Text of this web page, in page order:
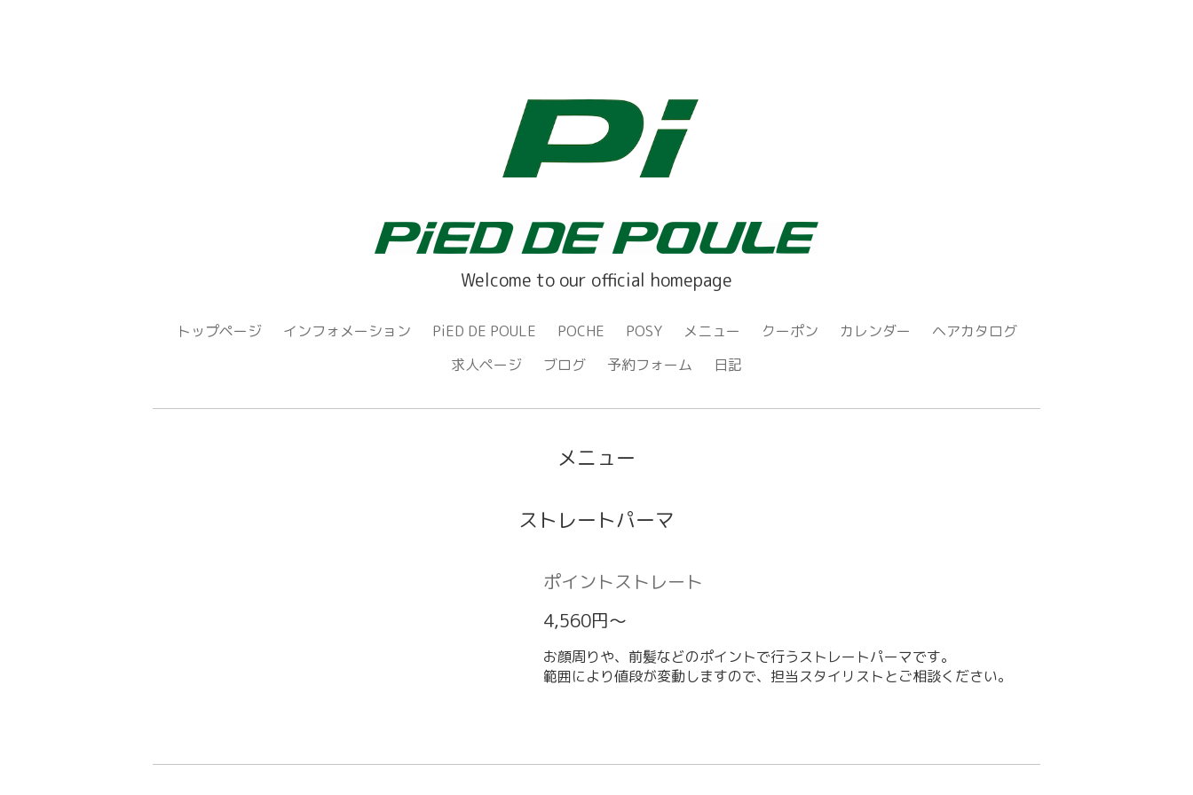
Welcome to our official homepage
トップページ インフォメーション PiED DE POULE POCHE POSY メニュー クーポン カレンダー
ヘアカタログ
求人ページ
ブログ 予約フォーム 日記
メニュー
ストレートパーマ
ポイントストレート
4,560円～
お顔周りや、前髪などのポイントで行うストレートパーマです。
範囲により値段が変動しますので、担当スタイリストとご相談ください。